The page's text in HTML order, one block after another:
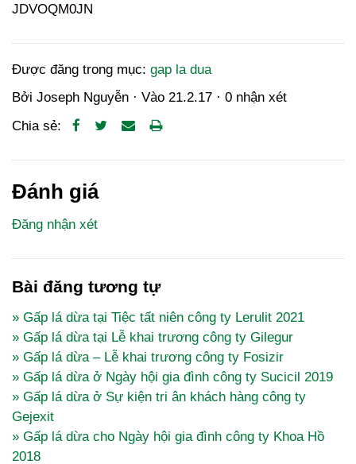
JDVOQM0JN
Được đăng trong mục: gap la dua
Bởi Joseph Nguyễn · Vào 21.2.17 · 0 nhận xét
Chia sẻ:
Đánh giá
Đăng nhận xét
Bài đăng tương tự
» Gấp lá dừa tại Tiệc tất niên công ty Lerulit 2021
» Gấp lá dừa tại Lễ khai trương công ty Gilegur
» Gấp lá dừa – Lễ khai trương công ty Fosizir
» Gấp lá dừa ở Ngày hội gia đình công ty Sucicil 2019
» Gấp lá dừa ở Sự kiện tri ân khách hàng công ty
Gejexit
» Gấp lá dừa cho Ngày hội gia đình công ty Khoa Hồ
2018